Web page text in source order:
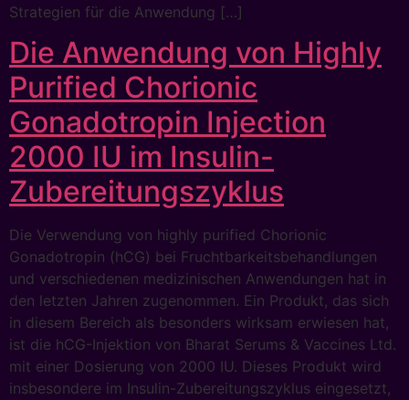
Strategien für die Anwendung […]
Die Anwendung von Highly
Purified Chorionic
Gonadotropin Injection
2000 IU im Insulin-
Zubereitungszyklus
Die Verwendung von highly purified Chorionic
Gonadotropin (hCG) bei Fruchtbarkeitsbehandlungen
und verschiedenen medizinischen Anwendungen hat in
den letzten Jahren zugenommen. Ein Produkt, das sich
in diesem Bereich als besonders wirksam erwiesen hat,
ist die hCG-Injektion von Bharat Serums & Vaccines Ltd.
mit einer Dosierung von 2000 IU. Dieses Produkt wird
insbesondere im Insulin-Zubereitungszyklus eingesetzt,